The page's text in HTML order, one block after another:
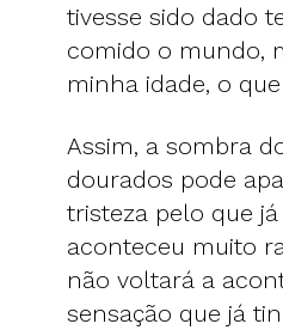
tivesse sido dado
comido o mundo,
minha idade, o que
Assim, a sombra
dourados pode
tristeza pelo que
aconteceu muito
não voltará a
sensação que já